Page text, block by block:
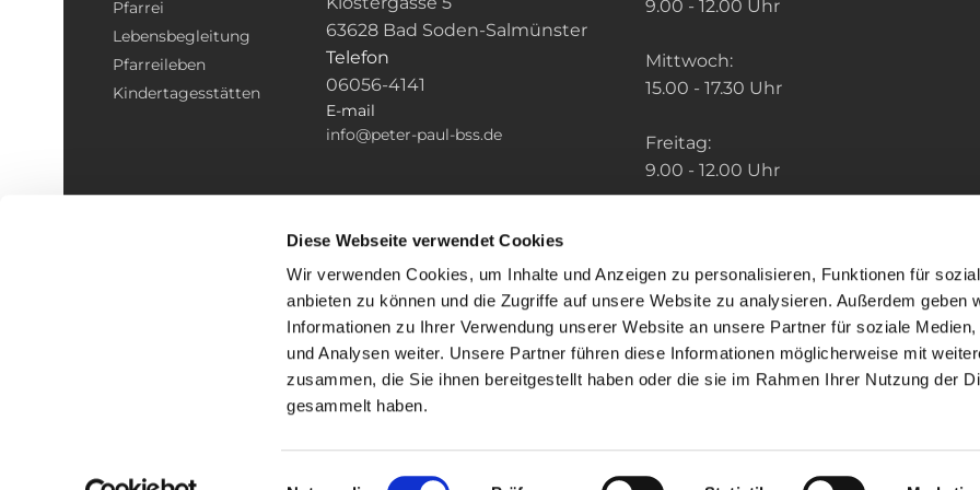
Diese Webseite verwendet Cookies
Wir verwenden Cookies, um Inhalte und Anzeigen zu personalisieren, Funktionen für
anbieten zu können und die Zugriffe auf unsere Website zu analysieren. Außerdem geben
Informationen zu Ihrer Verwendung unserer Website an unsere Partner für soziale Medien,
und Analysen weiter. Unsere Partner führen diese Informationen möglicherweise mit
zusammen, die Sie ihnen bereitgestellt haben oder die sie im Rahmen Ihrer Nutzung der
gesammelt haben.
Einwilligungsauswahl
Pfarrei
Lebensbegleitung
Pfarreileben
Kindertagesstätten
63628 Bad Soden-Salmünster
Telefon
06056-4141
E-mail
info@peter-paul-bss.de
9.00 - 12.00 Uhr
Mittwoch:
15.00 - 17.30 Uhr
Freitag:
9.00 - 12.00 Uhr
Impressum Datenschutzerklärung ChurchDesk-